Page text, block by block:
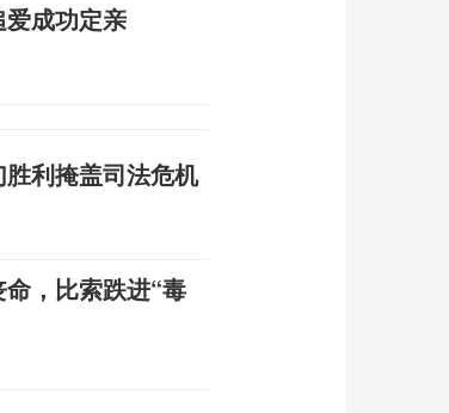
成功定亲
利掩盖司法危机
，比索跌进“毒